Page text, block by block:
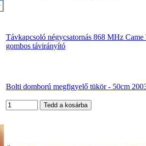
Távkapcsoló négycsatornás 868 MHz
gombos távirányító
Bolti domború megfigyelő tükör - 50cm